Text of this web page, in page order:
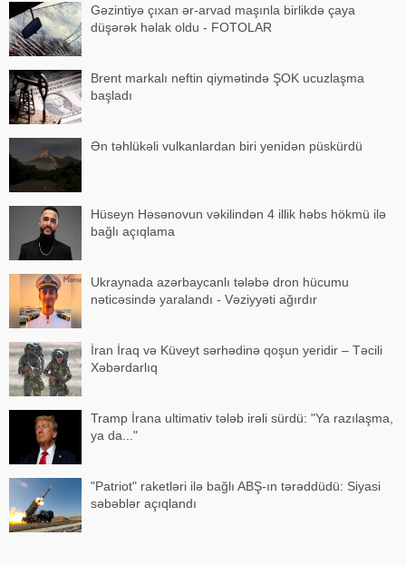
Gəzintiyə çıxan ər-arvad maşınla birlikdə çaya
düşərək həlak oldu - FOTOLAR
Brent markalı neftin qiymətində ŞOK ucuzlaşma
başladı
Ən təhlükəli vulkanlardan biri yenidən püskürdü
Hüseyn Həsənovun vəkilindən 4 illik həbs hökmü ilə
bağlı açıqlama
Ukraynada azərbaycanlı tələbə dron hücumu
nəticəsində yaralandı - Vəziyyəti ağırdır
İran İraq və Küveyt sərhədinə qoşun yeridir – Təcili
Xəbərdarlıq
Tramp İrana ultimativ tələb irəli sürdü: "Ya razılaşma,
ya da..."
"Patriot" raketləri ilə bağlı ABŞ-ın tərəddüdü: Siyasi
səbəblər açıqlandı